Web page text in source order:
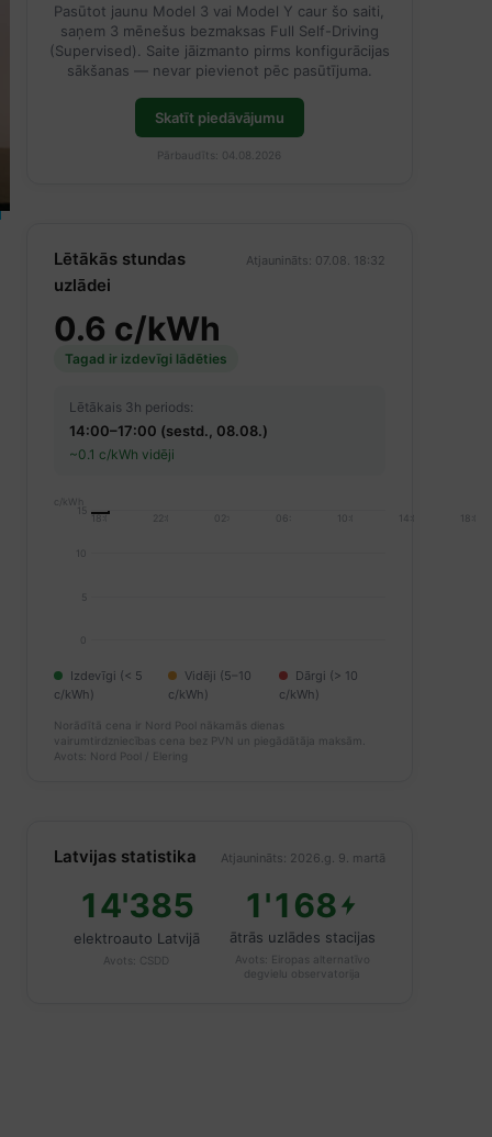
Pasūtot jaunu Model 3 vai Model Y caur šo saiti,
saņem 3 mēnešus bezmaksas Full Self-Driving
(Supervised). Saite jāizmanto pirms konfigurācijas
sākšanas — nevar pievienot pēc pasūtījuma.
Skatīt piedāvājumu
Pārbaudīts: 04.08.2026
Lētākās stundas
uzlādei
Atjaunināts: 07.08. 18:32
0.6 c/kWh
Tagad ir izdevīgi lādēties
Lētākais 3h periods:
14:00–17:00 (sestd., 08.08.)
~0.1 c/kWh vidēji
c/kWh
0
5
10
15
18:00 22:00 02:00 06:00 10:00 14:00 18:00
Izdevīgi (< 5
c/kWh)
Vidēji (5–10
c/kWh)
Dārgi (> 10
c/kWh)
Norādītā cena ir Nord Pool nākamās dienas
vairumtirdzniecības cena bez PVN un piegādātāja maksām.
Avots: Nord Pool / Elering
Latvijas statistika Atjaunināts: 2026.g. 9. martā
14'385
elektroauto Latvijā
Avots: CSDD
1'168
ātrās uzlādes stacijas
Avots: Eiropas alternatīvo
degvielu observatorija